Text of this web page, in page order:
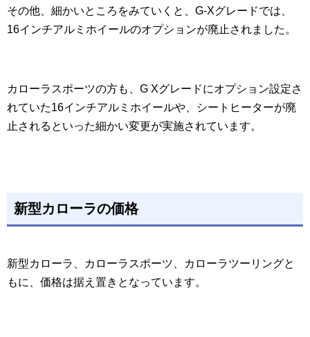
その他、細かいところをみていくと、G-Xグレードでは、
16インチアルミホイールのオプションが廃止されました。
カローラスポーツの方も、G Xグレードにオプション設定さ
れていた16インチアルミホイールや、シートヒーターが廃
止されるといった細かい変更が実施されています。
新型カローラの価格
新型カローラ、カローラスポーツ、カローラツーリングと
もに、価格は据え置きとなっています。